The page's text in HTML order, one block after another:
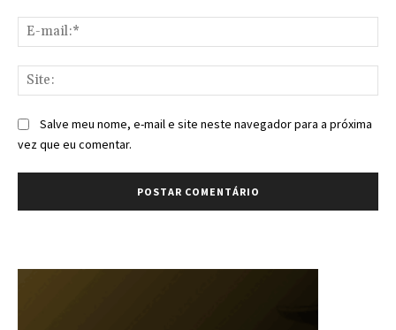
Salve meu nome, e-mail e site neste navegador para a próxima
vez que eu comentar.